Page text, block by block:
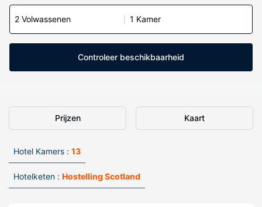
2 Volwassenen 1 Kamer
Controleer beschikbaarheid
Prijzen Kaart
Hotel Kamers : 13
Hotelketen : Hostelling Scotland